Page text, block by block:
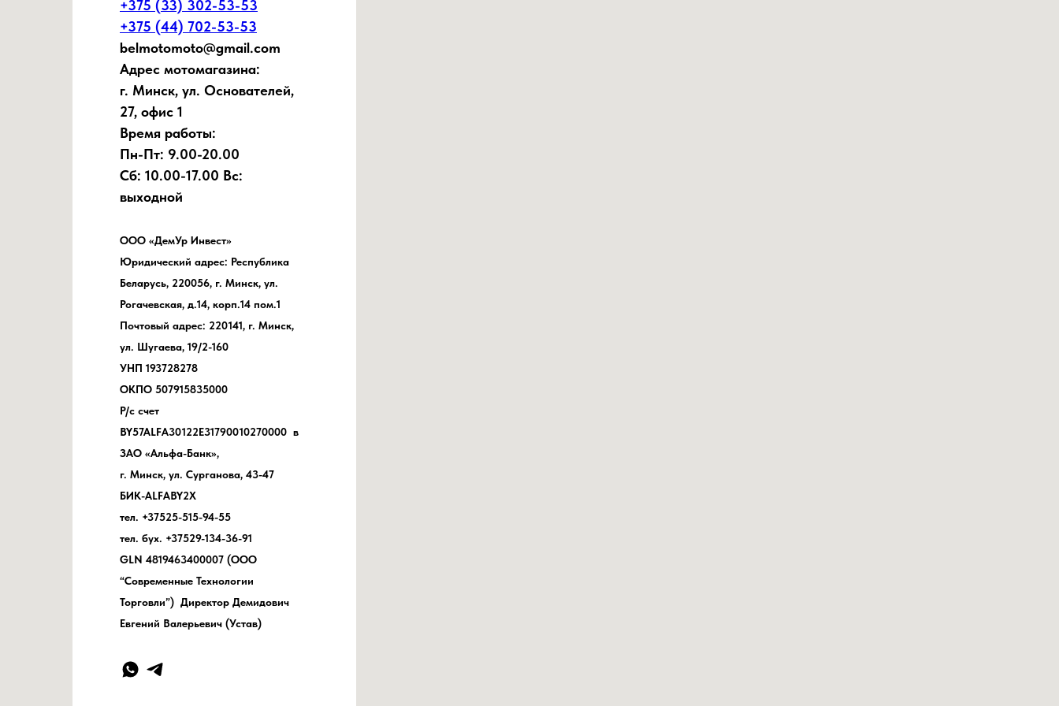
+375 (33) 302-53-53
+375 (44) 702-53-53
belmotomoto@gmail.com
Адрес мотомагазина:
г. Минск, ул. Основателей,
27, офис 1
Время работы:
Пн-Пт: 9.00-20.00
Сб: 10.00-17.00 Вс:
выходной
ООО «ДемУр Инвест»
Юридический адрес: Республика
Беларусь, 220056, г. Минск, ул.
Рогачевская, д.14, корп.14 пом.1
Почтовый адрес: 220141, г. Минск,
ул. Шугаева, 19/2-160
УНП 193728278
ОКПО 507915835000
Р/с счет
BY57ALFA30122E31790010270000 в
ЗАО «Альфа-Банк»,
г. Минск, ул. Сурганова, 43-47
БИК-ALFABY2X
тел. +37525-515-94-55
тел. бух. +37529-134-36-91
GLN 4819463400007 (ООО
“Современные Технологии
Торговли”) Директор Демидович
Евгений Валерьевич (Устав)